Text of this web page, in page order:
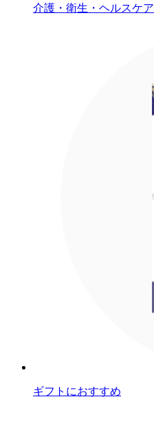
介護・衛生・ヘルスケア
ギフトにおすすめ